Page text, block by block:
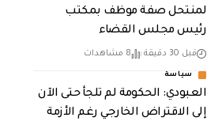
لمنتحل صفة موظف بمكتب
رئيس مجلس القضاء
قبل 30 دقيقة 8 مشاهدات
سياسة
العبودي: الحكومة لم تلجأ حتى الآن
إلى الاقتراض الخارجي رغم الأزمة